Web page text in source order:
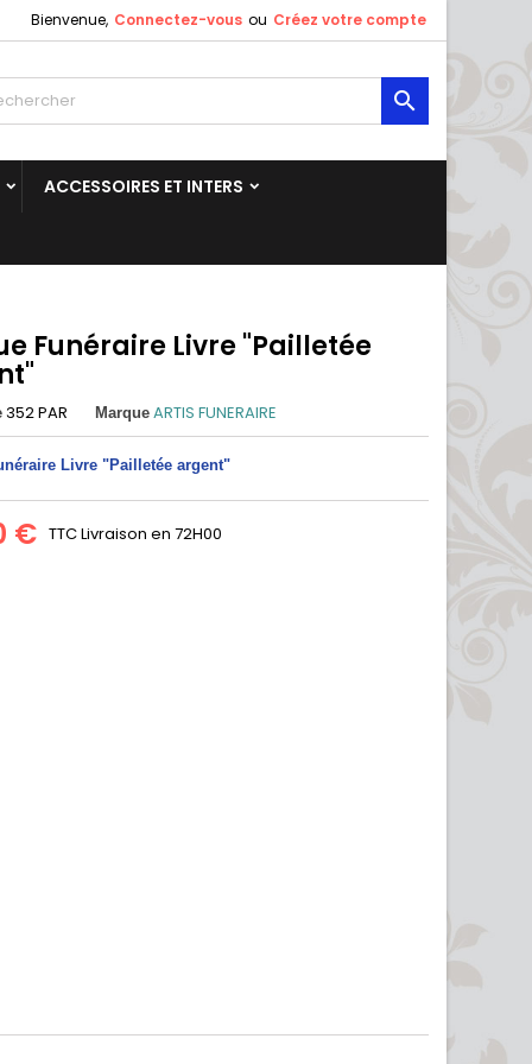
Bienvenue, Connectez-vous ou Créez votre compte

ACCESSOIRES ET INTERS
Funéraire Livre "Pailletée
352 PAR Marque ARTIS FUNERAIRE
Livre "Pailletée argent"
€ TTCLivraison en 72H00